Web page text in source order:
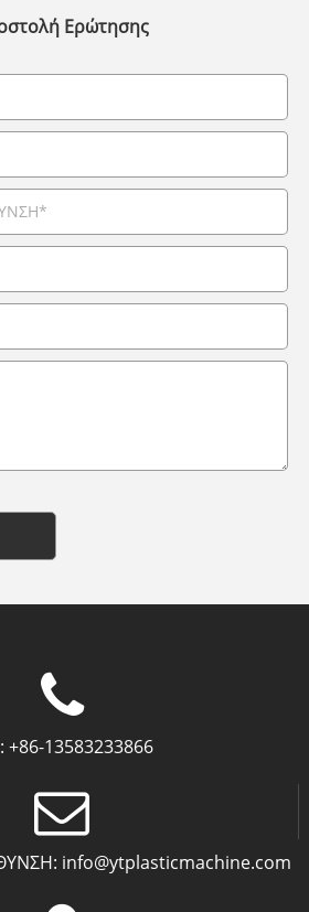
Ερώτησης
+86-13583233866
info@ytplasticmachine.com